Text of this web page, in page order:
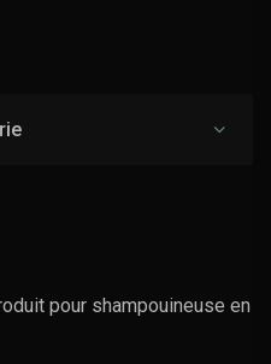
pour shampouineuse en